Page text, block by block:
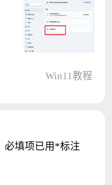
Win11教程
必填项已用 *标注